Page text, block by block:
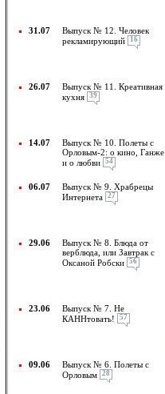
31.07
Выпуск № 12. Человек
рекламирующий
16
26.07
Выпуск № 11. Креативная
кухня 39
14.07
Выпуск № 10. Полеты с
Орловым-2: о кино, Ганже
и о любви 54
06.07
Выпуск № 9. Храбрецы
Интернета 27
29.06
Выпуск № 8. Блюда от
верблюда, или Завтрак с
Оксаной Робски 56
23.06
Выпуск № 7. Не
КАННтовать!
57
09.06
Выпуск № 6. Полеты с
Орловым 28